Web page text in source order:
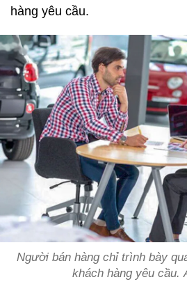
hàng yêu cầu.
Người bán hàng chỉ trình bày
khách hàng yêu cầu.